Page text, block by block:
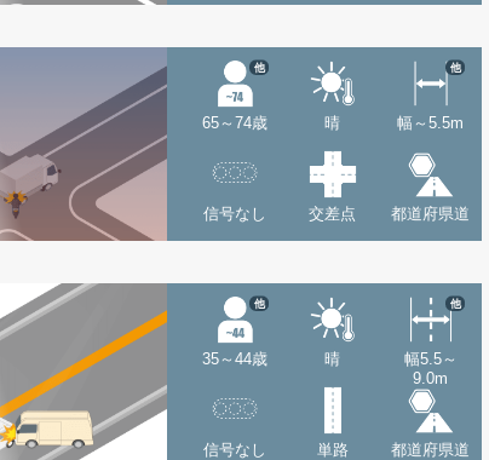
65～74歳
他
晴 幅～5.5m
他
信号なし 交差点 都道府県道
35～44歳
他
晴
幅5.5～
9.0m
他
信号なし 単路 都道府県道